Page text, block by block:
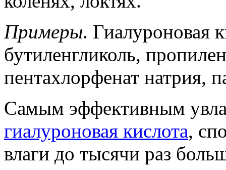
Примеры. Гиалуроновая
бутиленгликоль,
пентахлорфенат натрия,
Самым эффективным
гиалуроновая кислота,
влаги до тысячи раз